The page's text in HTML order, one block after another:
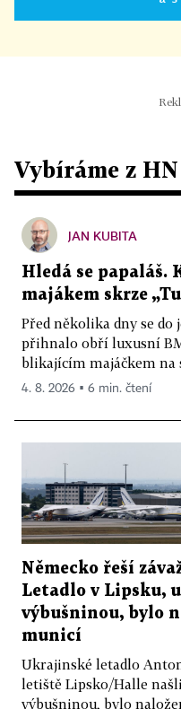
Vybíráme z HN
JAN KUBITA
Hledá se papaláš.
majákem skrze
Před několika dny se
přihnalo obří luxusní
blikajícím majáčkem na
4. 8. 2026 ▪ 6 min. čtení
Německo řeší
Letadlo v Lipsku,
výbušninou, bylo
municí
Ukrajinské letadlo
letiště Lipsko/Halle
výbušninou, bylo